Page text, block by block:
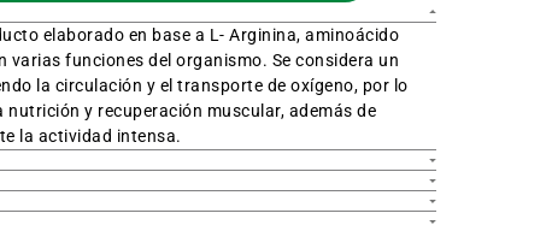
elaborado en base a L- Arginina, aminoácido
varias funciones del organismo. Se considera un
la circulación y el transporte de oxígeno, por lo
y recuperación muscular, además de
la actividad intensa.